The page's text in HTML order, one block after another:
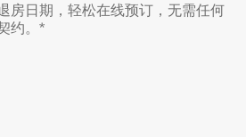
房日期，轻松在线预订，无需任何
约。*